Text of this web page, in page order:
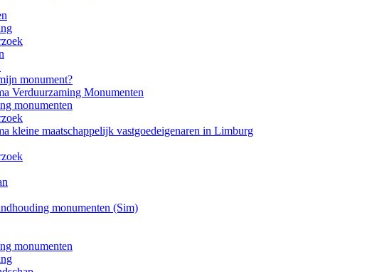
monument?
Verduurzaming Monumenten
monumenten
kleine maatschappelijk vastgoedeigenaren in Limburg
monumenten (Sim)
monumenten